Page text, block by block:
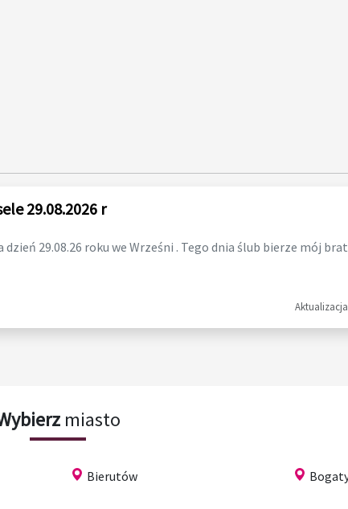
29.08.2026 r
29.08.26 roku we Wrześni . Tego dnia ślub bierze mój
Aktualizacja
miasto
Bierutów